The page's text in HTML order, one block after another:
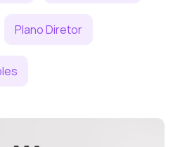
Plano Diretor